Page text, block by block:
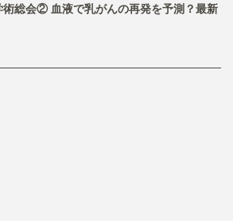
総会② 血液で乳がんの再発を予測？最新